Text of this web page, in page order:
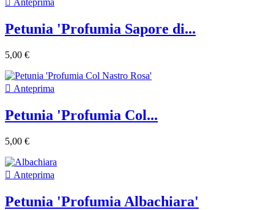
 Anteprima
Petunia 'Profumia Sapore di...
5,00 €
 Anteprima
Petunia 'Profumia Col...
5,00 €
 Anteprima
Petunia 'Profumia Albachiara'